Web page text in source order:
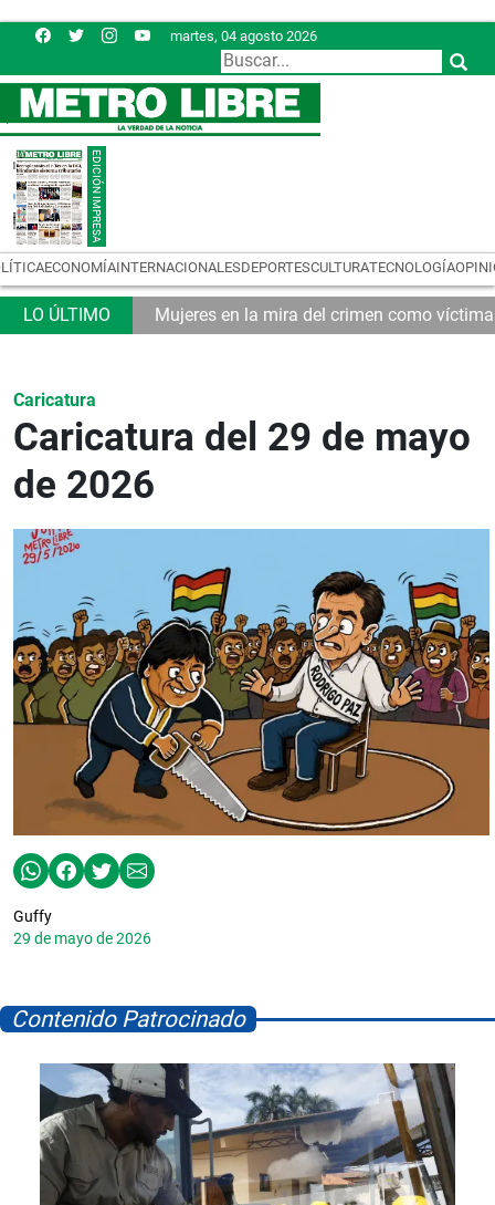
martes, 04 agosto 2026
ECONOMÍAINTERNACIONALESDEPORTESCULTURATECNOLOGÍA
tributario Mujeres en la mira del crimen como
Caricatura
Caricatura del 29 de mayo
de 2026
Guffy
29 de mayo de 2026
Contenido Patrocinado